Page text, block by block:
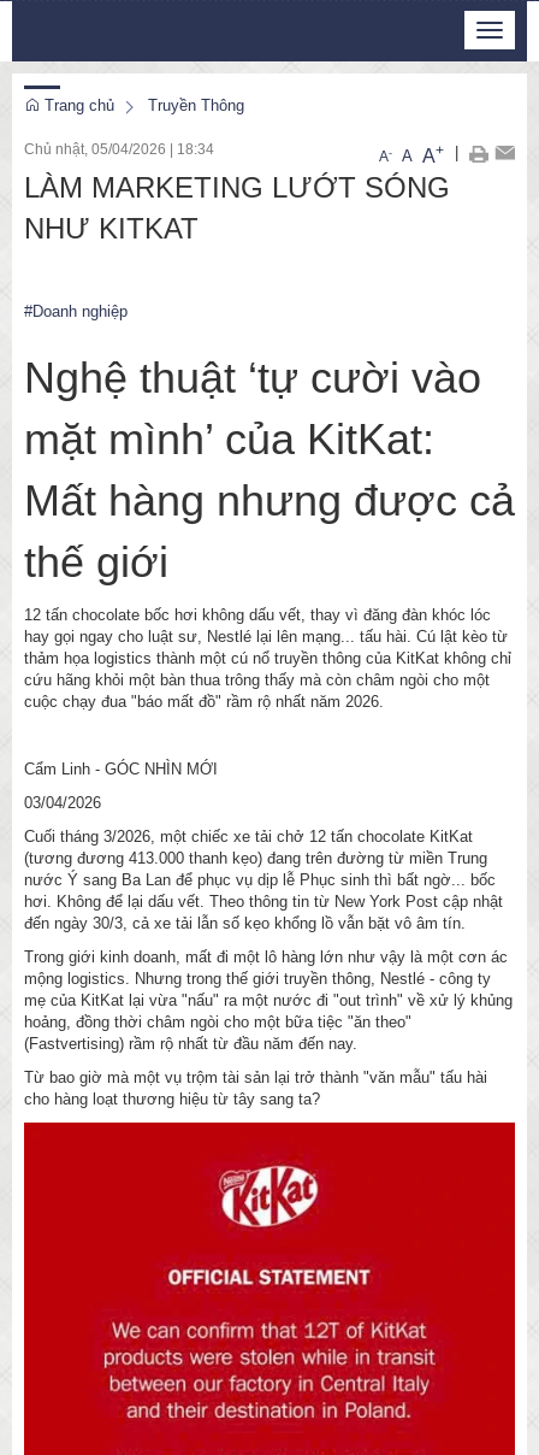
Toggle
Trang chủ Truyền Thông
Chủ nhật, 05/04/2026 18:34 A- A A+
LÀM MARKETING LƯỚT SÓNG
NHƯ KITKAT
#Doanh nghiệp
Nghệ thuật ‘tự cười vào
mặt mình’ của KitKat:
Mất hàng nhưng được cả
thế giới
12 tấn chocolate bốc hơi không dấu vết, thay vì đăng đàn khóc lóc
hay gọi ngay cho luật sư, Nestlé lại lên mạng... tấu hài. Cú lật kèo từ
thảm họa logistics thành một cú nổ truyền thông của KitKat không chỉ
cứu hãng khỏi một bàn thua trông thấy mà còn châm ngòi cho một
cuộc chạy đua "báo mất đồ" rầm rộ nhất năm 2026.
Cẩm Linh - GÓC NHÌN MỚI
03/04/2026
Cuối tháng 3/2026, một chiếc xe tải chở 12 tấn chocolate KitKat
(tương đương 413.000 thanh kẹo) đang trên đường từ miền Trung
nước Ý sang Ba Lan để phục vụ dịp lễ Phục sinh thì bất ngờ... bốc
hơi. Không để lại dấu vết. Theo thông tin từ New York Post cập nhật
đến ngày 30/3, cả xe tải lẫn số kẹo khổng lồ vẫn bặt vô âm tín.
Trong giới kinh doanh, mất đi một lô hàng lớn như vậy là một cơn ác
mộng logistics. Nhưng trong thế giới truyền thông, Nestlé - công ty
mẹ của KitKat lại vừa "nấu" ra một nước đi "out trình" về xử lý khủng
hoảng, đồng thời châm ngòi cho một bữa tiệc "ăn theo"
(Fastvertising) rầm rộ nhất từ đầu năm đến nay.
Từ bao giờ mà một vụ trộm tài sản lại trở thành "văn mẫu" tấu hài
cho hàng loạt thương hiệu từ tây sang ta?